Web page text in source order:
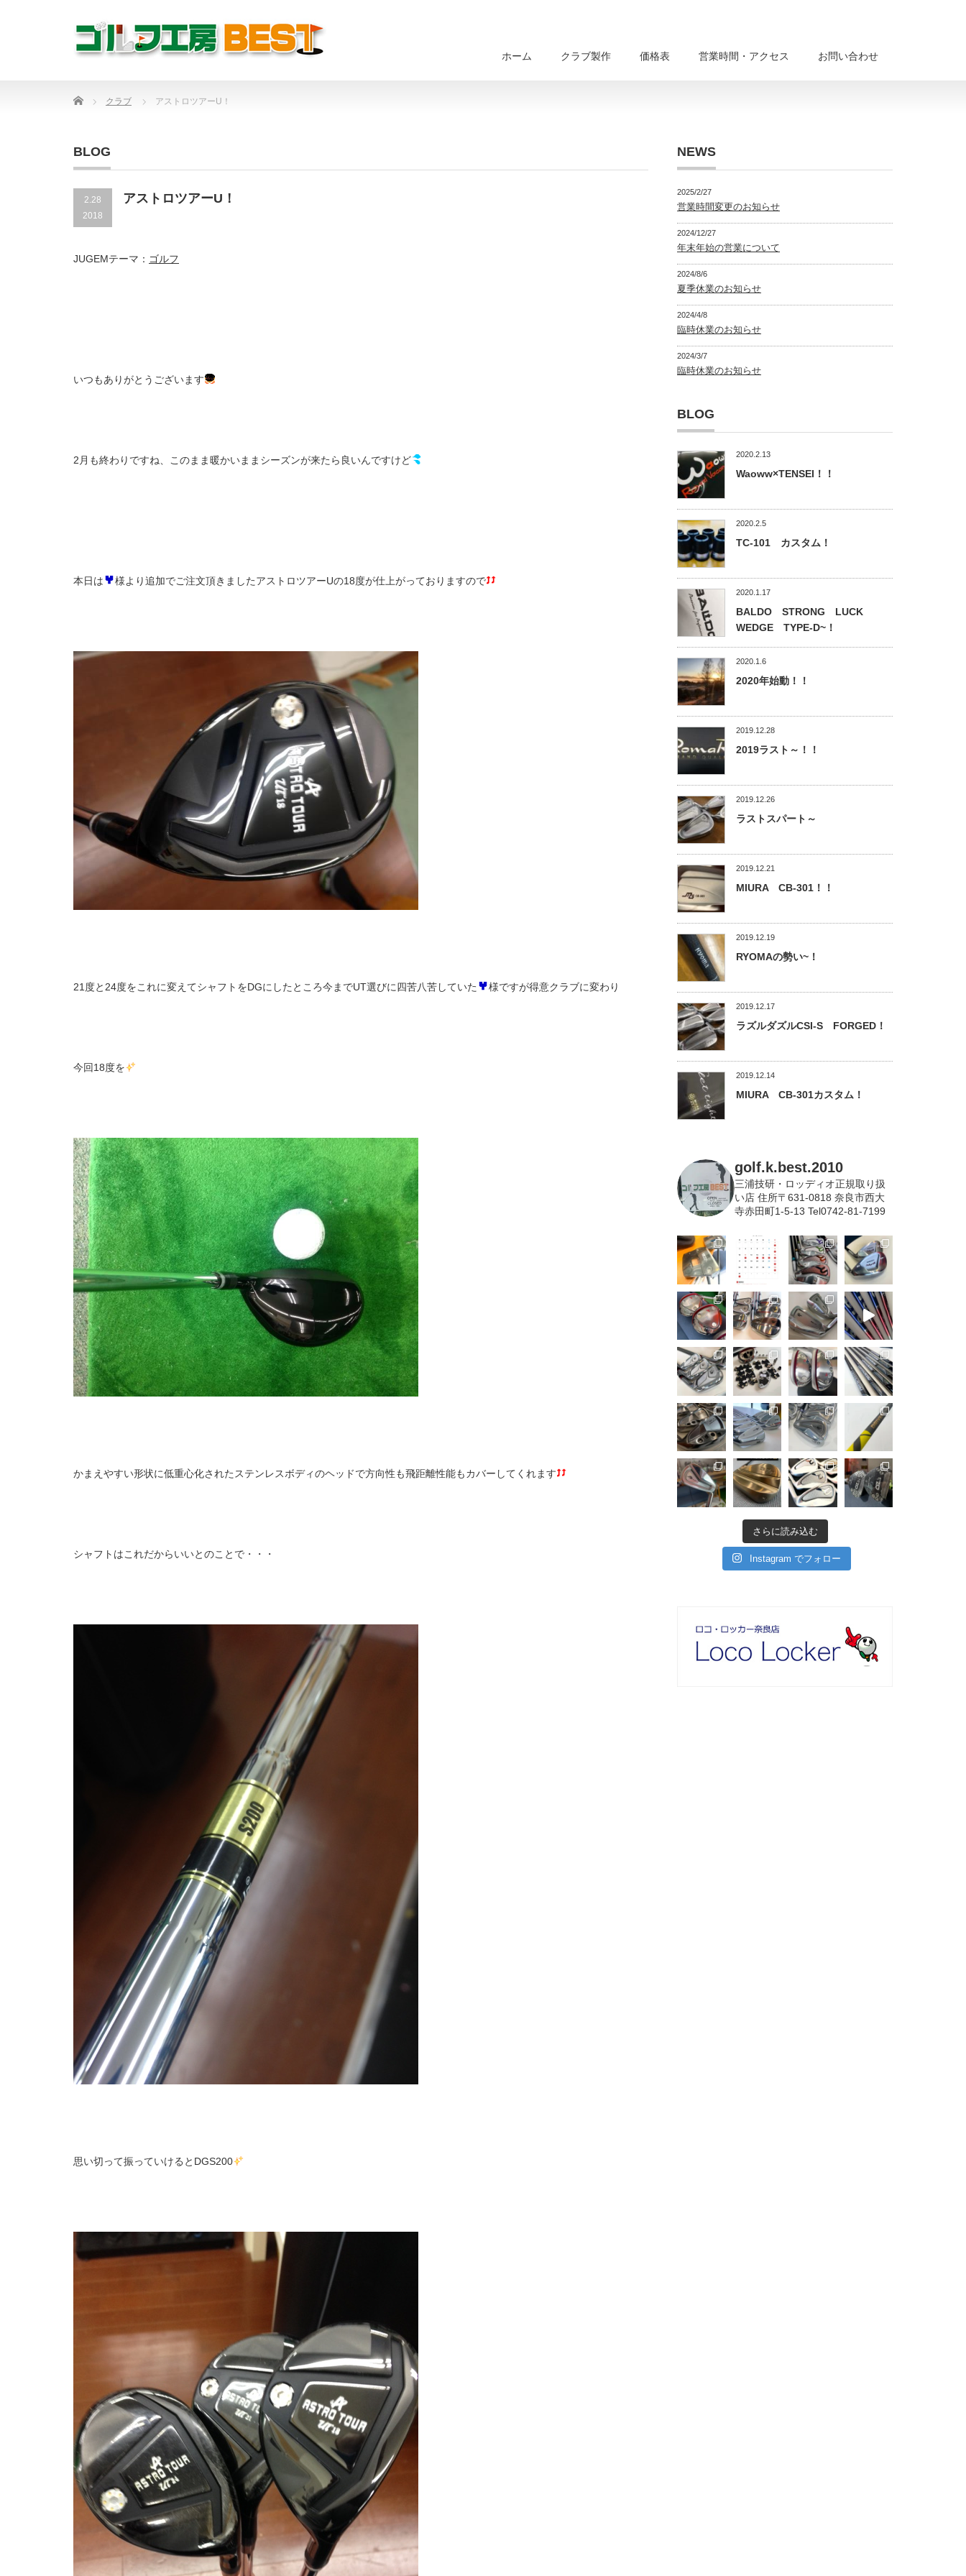
ホーム クラブ製作 価格表 営業時間・アクセス お問い合わせ
Home クラブ アストロツアーU！
BLOG
2.28
2018
アストロツアーU！
JUGEMテーマ： ゴルフ
いつもありがとうございます
2月も終わりですね、このまま暖かいままシーズンが来たら良いんですけど
本日は 様より追加でご注文頂きましたアストロツアーUの18度が仕上がっておりますので
21度と24度をこれに変えてシャフトをDGにしたところ今までUT選びに四苦八苦していた 様ですが得意クラブに変わり
今回18度を
かまえやすい形状に低重心化されたステンレスボディのヘッドで方向性も飛距離性能もカバーしてくれます
シャフトはこれだからいいとのことで・・・
思い切って振っていけるとDGS200
NEWS
2025/2/27
営業時間変更のお知らせ
2024/12/27
年末年始の営業について
2024/8/6
夏季休業のお知らせ
2024/4/8
臨時休業のお知らせ
2024/3/7
臨時休業のお知らせ
BLOG
2020.2.13
Waoww×TENSEI！！
2020.2.5
TC-101 カスタム！
2020.1.17
BALDO STRONG LUCK
WEDGE TYPE-D~！
2020.1.6
2020年始動！！
2019.12.28
2019ラスト～！！
2019.12.26
ラストスパート～
2019.12.21
MIURA CB-301！！
2019.12.19
RYOMAの勢い~！
2019.12.17
ラズルダズルCSI-S FORGED！
2019.12.14
MIURA CB-301カスタム！
golf.k.best.2010
三浦技研・ロッディオ正規取り扱
い店 住所〒631-0818 奈良市西大
寺赤田町1-5-13 Tel0742-81-7199
さらに読み込む
Instagram でフォロー